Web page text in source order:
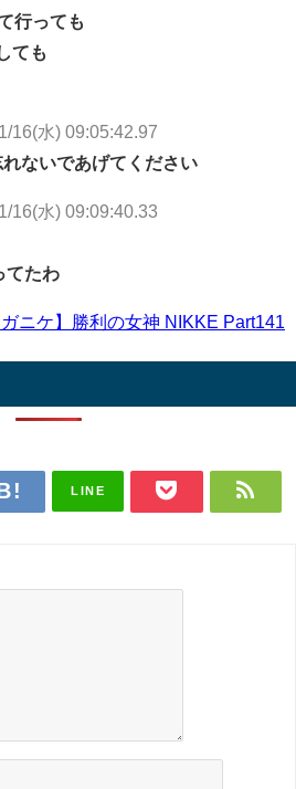
行っても
ても
16(水) 09:05:42.97
ないであげてください
16(水) 09:09:40.33
てたわ
ガニケ】勝利の女神 NIKKE Part141
LINE